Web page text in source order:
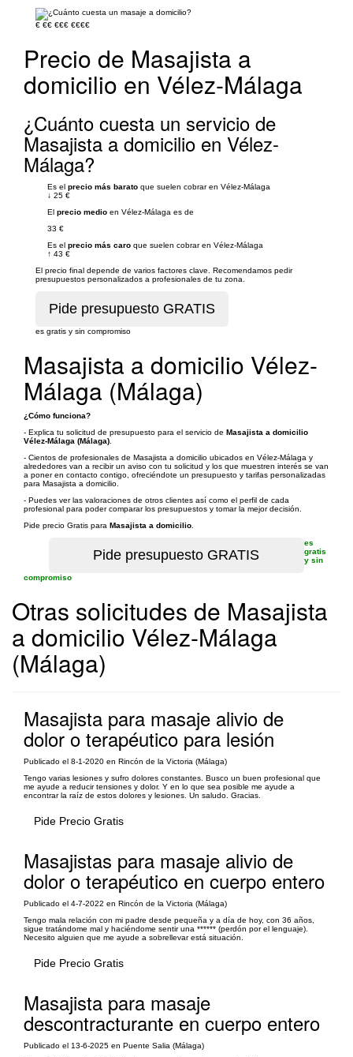
€ €€ €€€ €€€€
Precio de Masajista a
domicilio en Vélez-Málaga
¿Cuánto cuesta un servicio de
Masajista a domicilio en Vélez-
Málaga?
Es el precio más barato que suelen cobrar en Vélez-Málaga
↓ 25 €
El precio medio en Vélez-Málaga es de
33 €
Es el precio más caro que suelen cobrar en Vélez-Málaga
↑ 43 €
El precio final depende de varios factores clave. Recomendamos pedir
presupuestos personalizados a profesionales de tu zona.
es gratis y sin compromiso
Masajista a domicilio Vélez-
Málaga (Málaga)
¿Cómo funciona?
- Explica tu solicitud de presupuesto para el servicio de Masajista a domicilio
Vélez-Málaga (Málaga)
- Cientos de profesionales de Masajista a domicilio ubicados en Vélez-Málaga y
alrededores van a recibir un aviso con tu solicitud y los que muestren interés se van
a poner en contacto contigo, ofreciéndote un presupuesto y tarifas personalizadas
para Masajista a domicilio.
- Puedes ver las valoraciones de otros clientes así como el perfil de cada
profesional para poder comparar los presupuestos y tomar la mejor decisión.
Pide precio Gratis para Masajista a domicilio
es
gratis
y sin
compromiso
Otras solicitudes de Masajista
a domicilio Vélez-Málaga
(Málaga)
Masajista para masaje alivio de
dolor o terapéutico para lesión
Publicado el 8-1-2020 en Rincón de la Victoria (Málaga)
Tengo varias lesiones y sufro dolores constantes. Busco un buen profesional que
me ayude a reducir tensiones y dolor. Y en lo que sea posible me ayude a
encontrar la raíz de estos dolores y lesiones. Un saludo. Gracias.
Pide Precio Gratis
Masajistas para masaje alivio de
dolor o terapéutico en cuerpo entero
Publicado el 4-7-2022 en Rincón de la Victoria (Málaga)
Tengo mala relación con mi padre desde pequeña y a día de hoy, con 36 años,
sigue tratándome mal y haciéndome sentir una ****** (perdón por el lenguaje).
Necesito alguien que me ayude a sobrellevar está situación.
Pide Precio Gratis
Masajista para masaje
descontracturante en cuerpo entero
Publicado el 13-6-2025 en Puente Salia (Málaga)